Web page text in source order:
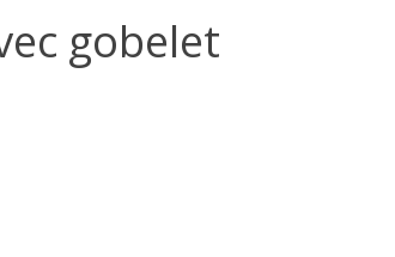
gobelet